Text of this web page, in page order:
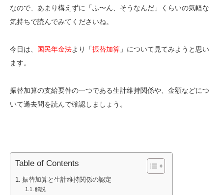
なので、あまり構えずに「ふ〜ん、そうなんだ」くらいの気軽な
気持ちで読んでみてくださいね。
今日は、 国民年金法より「振替加算 」について見てみようと思い
ます。
振替加算の支給要件の一つである生計維持関係や、金額などにつ
いて過去問を読んで確認しましょう。
Table of Contents
振替加算と生計維持関係の認定
解説